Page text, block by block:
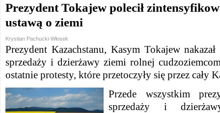
Prezydent Tokajew polecił
ustawą o ziemi
Krystian Pachucki-Włosek
Prezydent Kazachstanu, Kasym Tokajew
sprzedaży i dzierżawy ziemi rolnej
ostatnie protesty, które przetoczyły się przez cały
Przede wszystkim
sprzedaży i